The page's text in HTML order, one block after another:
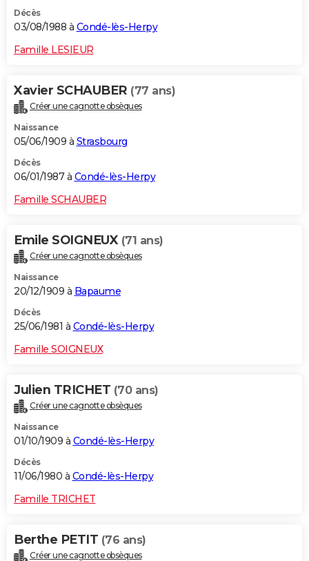
Décès
03/08/1988 à Condé-lès-Herpy
Famille LESIEUR
Xavier SCHAUBER (77 ans)
Créer une cagnotte obsèques
Naissance
05/06/1909 à Strasbourg
Décès
06/01/1987 à Condé-lès-Herpy
Famille SCHAUBER
Emile SOIGNEUX (71 ans)
Créer une cagnotte obsèques
Naissance
20/12/1909 à Bapaume
Décès
25/06/1981 à Condé-lès-Herpy
Famille SOIGNEUX
Julien TRICHET (70 ans)
Créer une cagnotte obsèques
Naissance
01/10/1909 à Condé-lès-Herpy
Décès
11/06/1980 à Condé-lès-Herpy
Famille TRICHET
Berthe PETIT (76 ans)
Créer une cagnotte obsèques